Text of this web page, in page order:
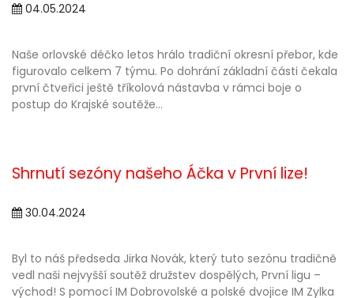
04.05.2024
Naše orlovské déčko letos hrálo tradiční okresní přebor, kde
figurovalo celkem 7 týmu. Po dohrání základní části čekala
první čtveřici ještě tříkolová nástavba v rámci boje o
postup do Krajské soutěže...
Shrnutí sezóny našeho Áčka v První lize!
30.04.2024
Byl to náš předseda Jirka Novák, který tuto sezónu tradičně
vedl naši nejvyšší soutěž družstev dospělých, První ligu –
východ! S pomocí IM Dobrovolské a polské dvojice IM Zylka